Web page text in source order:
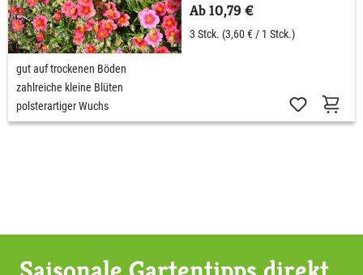
Ab 10,79 €
3 Stck. (3,60 € / 1 Stck.)
gut auf trockenen Böden
zahlreiche kleine Blüten
polsterartiger Wuchs